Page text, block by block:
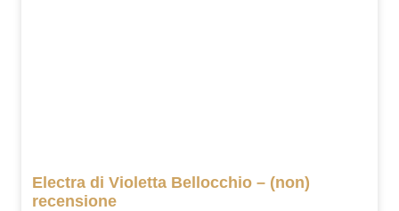
Electra di Violetta Bellocchio – (non)
recensione